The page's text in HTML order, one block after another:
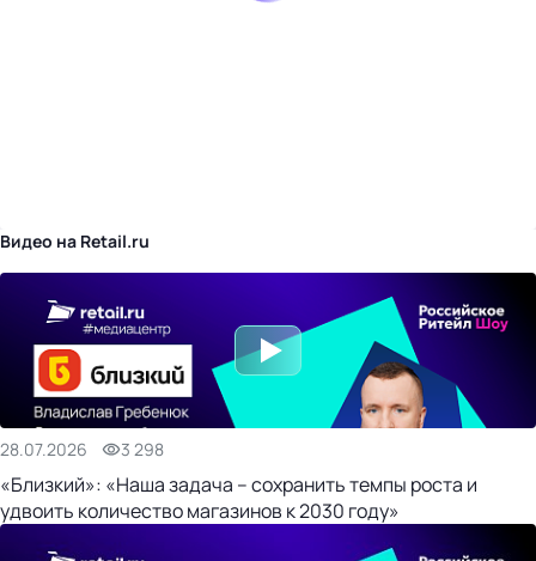
Видео на Retail.ru
28.07.2026 3 298
«Близкий»: «Наша задача – сохранить темпы роста и
удвоить количество магазинов к 2030 году»